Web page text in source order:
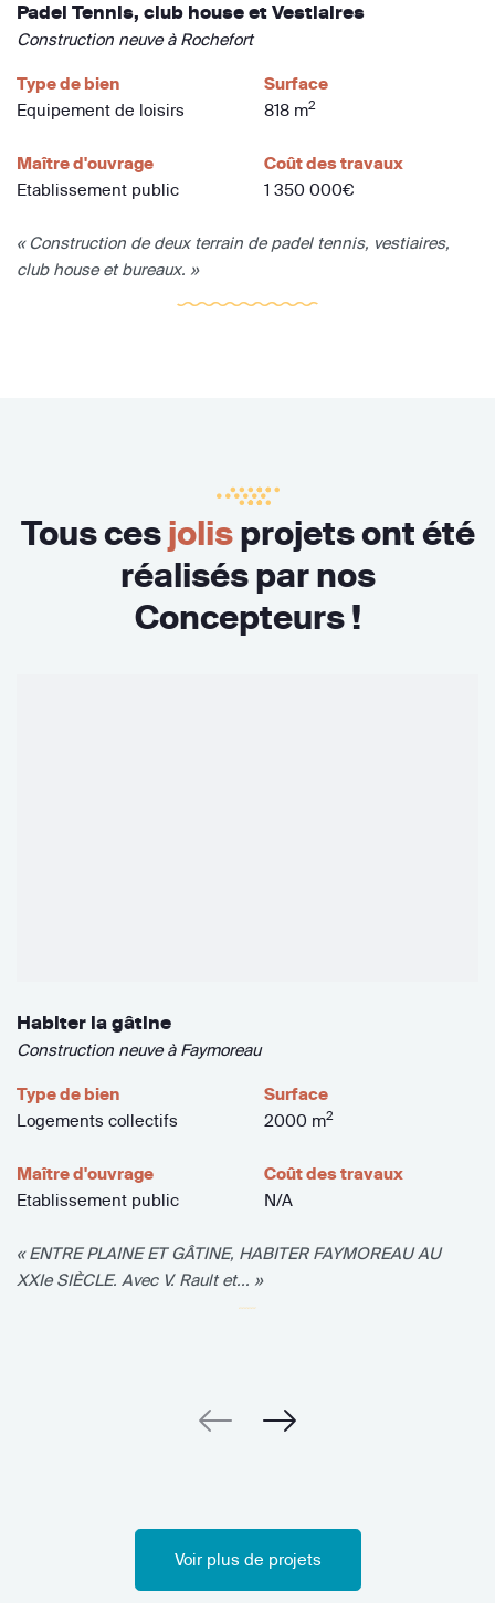
Padel Tennis, club house et Vestiaires
Construction neuve à Rochefort
Type de bien
Equipement de loisirs
Surface
818 m2
Maître d'ouvrage
Etablissement public
Coût des travaux
1 350 000€
« Construction de deux terrain de padel tennis, vestiaires,
club house et bureaux. »
Tous cesjolisprojets ont été
réalisés par nos
Concepteurs !
Habiter la gâtine
Construction neuve à Faymoreau
Type de bien
Logements collectifs
Surface
2000 m2
Maître d'ouvrage
Etablissement public
Coût des travaux
N/A
« ENTRE PLAINE ET GÂTINE, HABITER FAYMOREAU AU
XXIe SIÈCLE. Avec V. Rault et... »
Voir plus de projets